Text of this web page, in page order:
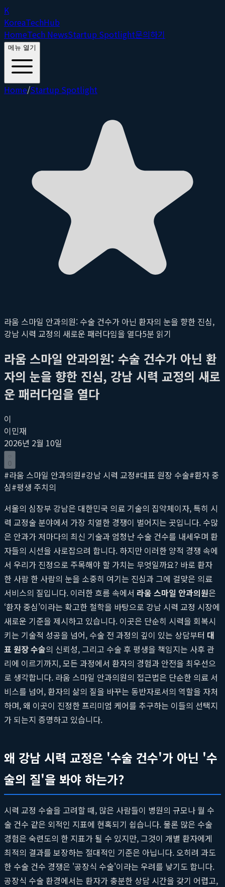
K
KoreaTechHub
HomeTech NewsStartup Spotlight문의하기
메뉴 열기
Home/Startup Spotlight
라움 스마일 안과의원: 수술 건수가 아닌 환자의 눈을 향한 진심,
강남 시력 교정의 새로운 패러다임을 열다5분 읽기
라움 스마일 안과의원: 수술 건수가 아닌 환
자의 눈을 향한 진심, 강남 시력 교정의 새로
운 패러다임을 열다
이
이민재
2026년 2월 10일
0
#라움 스마일 안과의원#강남 시력 교정#대표 원장 수술#환자 중
심#평생 주치의
서울의 심장부 강남은 대한민국 의료 기술의 집약체이자, 특히 시
력 교정술 분야에서 가장 치열한 경쟁이 벌어지는 곳입니다. 수많
은 안과가 저마다의 최신 기술과 엄청난 수술 건수를 내세우며 환
자들의 시선을 사로잡으려 합니다. 하지만 이러한 양적 경쟁 속에
서 우리가 진정으로 주목해야 할 가치는 무엇일까요? 바로 환자
한 사람 한 사람의 눈을 소중히 여기는 진심과 그에 걸맞은 의료
서비스의 질입니다. 이러한 흐름 속에서 라움 스마일 안과의원은
‘환자 중심’이라는 확고한 철학을 바탕으로 강남 시력 교정 시장에
새로운 기준을 제시하고 있습니다. 이곳은 단순히 시력을 회복시
키는 기술적 성공을 넘어, 수술 전 과정의 깊이 있는 상담부터 대
표 원장 수술의 신뢰성, 그리고 수술 후 평생을 책임지는 사후 관
리에 이르기까지, 모든 과정에서 환자의 경험과 안전을 최우선으
로 생각합니다. 라움 스마일 안과의원의 접근법은 단순한 의료 서
비스를 넘어, 환자의 삶의 질을 바꾸는 동반자로서의 역할을 자처
하며, 왜 이곳이 진정한 프리미엄 케어를 추구하는 이들의 선택지
가 되는지 증명하고 있습니다.
왜 강남 시력 교정은 '수술 건수'가 아닌 '수
술의 질'을 봐야 하는가?
시력 교정 수술을 고려할 때, 많은 사람들이 병원의 규모나 월 수
술 건수 같은 외적인 지표에 현혹되기 쉽습니다. 물론 많은 수술
경험은 숙련도의 한 지표가 될 수 있지만, 그것이 개별 환자에게
최적의 결과를 보장하는 절대적인 기준은 아닙니다. 오히려 과도
한 수술 건수 경쟁은 '공장식 수술'이라는 우려를 낳기도 합니다.
공장식 수술 환경에서는 환자가 충분한 상담 시간을 갖기 어렵고,